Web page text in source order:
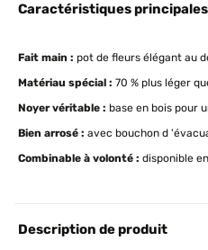
Caractéristiques principales
Fait main : pot de fleurs élégant au
Matériau spécial : 70 % plus léger
Noyer véritable : base en bois pour
Bien arrosé : avec bouchon d
Combinable à volonté : disponible
Description de produit